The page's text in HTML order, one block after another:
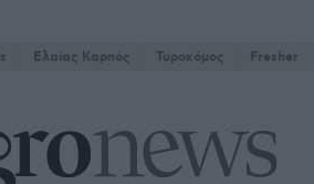
Eλαίας Καρπός Τυροκόμος Fresher